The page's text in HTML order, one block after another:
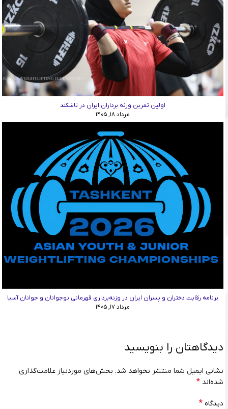
اولین تمرین وزنه برداران ایران در تاشکند
مرداد ۱۸, ۱۴۰۵
برنامه رقابت دختران و پسران ایران در وزنه‌برداری قهرمانی نوجوانان و جوانان آسیا
مرداد ۱۷, ۱۴۰۵
دیدگاهتان را بنویسید
نشانی ایمیل شما منتشر نخواهد شد. بخش‌های موردنیاز علامت‌گذاری
شده‌اند *
دیدگاه *